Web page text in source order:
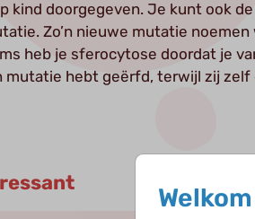
kind doorgegeven. Je kunt ook
Zo’n nieuwe mutatie noemen
heb je sferocytose doordat je
mutatie hebt geërfd, terwijl zij